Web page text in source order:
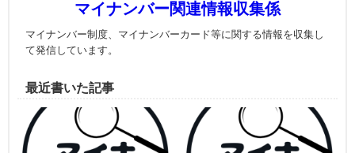
マイナンバー関連情報収集係
マイナンバー制度、マイナンバーカード等に関する情報を収集し
て発信しています。
最近書いた記事